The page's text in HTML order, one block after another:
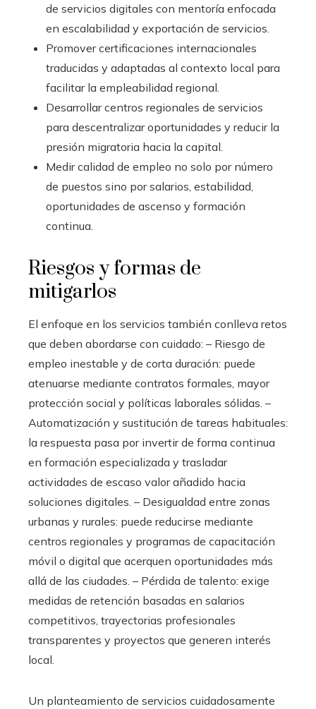
de servicios digitales con mentoría enfocada
en escalabilidad y exportación de servicios.
Promover certificaciones internacionales
traducidas y adaptadas al contexto local para
facilitar la empleabilidad regional.
Desarrollar centros regionales de servicios
para descentralizar oportunidades y reducir la
presión migratoria hacia la capital.
Medir calidad de empleo no solo por número
de puestos sino por salarios, estabilidad,
oportunidades de ascenso y formación
continua.
Riesgos y formas de
mitigarlos
El enfoque en los servicios también conlleva retos
que deben abordarse con cuidado: – Riesgo de
empleo inestable y de corta duración: puede
atenuarse mediante contratos formales, mayor
protección social y políticas laborales sólidas. –
Automatización y sustitución de tareas habituales:
la respuesta pasa por invertir de forma continua
en formación especializada y trasladar
actividades de escaso valor añadido hacia
soluciones digitales. – Desigualdad entre zonas
urbanas y rurales: puede reducirse mediante
centros regionales y programas de capacitación
móvil o digital que acerquen oportunidades más
allá de las ciudades. – Pérdida de talento: exige
medidas de retención basadas en salarios
competitivos, trayectorias profesionales
transparentes y proyectos que generen interés
local.
Un planteamiento de servicios cuidadosamente